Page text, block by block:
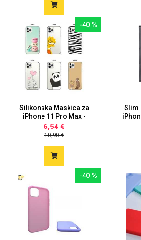
-40 %
Silikonska Maskica za
iPhone 11 Pro Max -
Šare...
6,54 €
10,90 €
Slim
-40 %